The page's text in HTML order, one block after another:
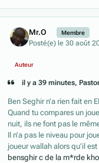
Mr.O Membre
Posté(e) le 30 août
Auteur
il y a 39 minutes,
Ben Seghir n’a rien fait en
Quand tu compares un
nuit, ils ne font pas le
Il n’a pas le niveau pour
joueur wallah alors qu’il
bensghir c de la m*rde